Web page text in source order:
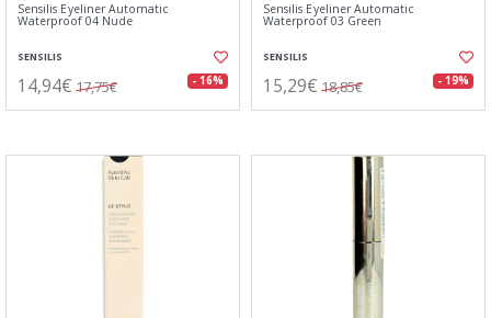
Sensilis Eyeliner Automatic
Waterproof 04 Nude
SENSILIS
14,94€ 17,75€ - 16%
Sensilis Eyeliner Automatic
Waterproof 03 Green
SENSILIS
15,29€ 18,85€ - 19%